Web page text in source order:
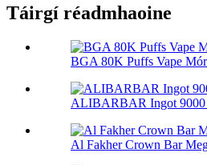
Táirgí réadmhaoine
BGA 80K Puffs Vape
ALIBARBAR Ingot 9000
Al Fakher Crown Bar